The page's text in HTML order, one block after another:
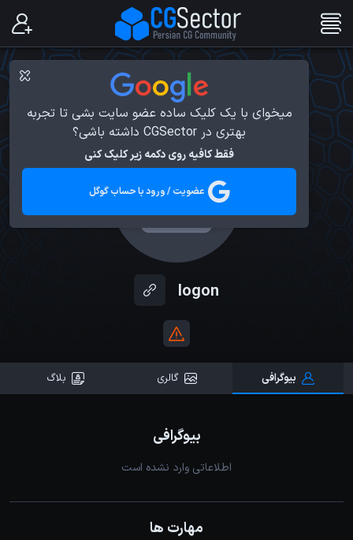
میخوای با یک کلیک ساده عضو سایت بشی تا تجربه
بهتری در CGSector داشته باشی؟
فقط کافیه روی دکمه زیر کلیک کنی
عضویت / ورود با حساب گوگل
logon
بیوگرافی گالری بلاگ
بیوگرافی
اطلاعاتی وارد نشده است
مهارت ها